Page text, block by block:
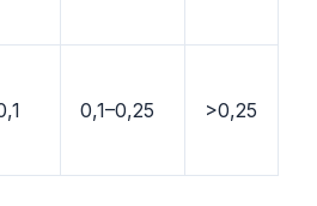
0,1–0,25 >0,25